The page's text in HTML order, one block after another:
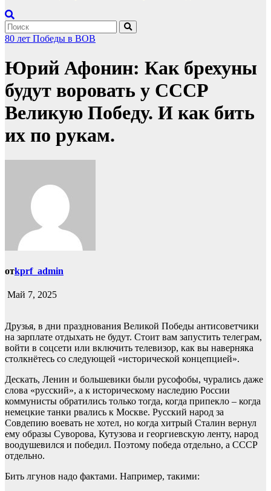
80 лет Победы в ВОВ
Юрий Афонин: Как брехуны
будут воровать у СССР
Великую Победу. И как бить
их по рукам.
отkprf_admin
Май 7, 2025
Друзья, в дни празднования Великой Победы антисоветчики
на зарплате отдыхать не будут. Стоит вам запустить телеграм,
войти в соцсети или включить телевизор, как вы наверняка
столкнётесь со следующей «исторической концепцией».
Дескать, Ленин и большевики были русофобы, чурались даже
слова «русский», а к историческому наследию России
коммунисты обратились только тогда, когда припекло – когда
немецкие танки рвались к Москве. Русский народ за
Совдепию воевать не хотел, но когда хитрый Сталин вернул
ему образы Суворова, Кутузова и георгиевскую ленту, народ
воодушевился и победил. Поэтому победа отдельно, а СССР
отдельно.
Бить лгунов надо фактами. Например, такими: